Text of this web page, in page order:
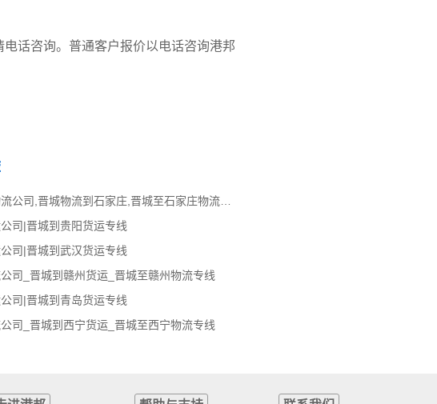
话咨询。普通客户报价以电话咨询港邦
司|晋城到贵阳货运专线
司|晋城到武汉货运专线
司_晋城到赣州货运_晋城至赣州物流专线
司|晋城到青岛货运专线
司_晋城到西宁货运_晋城至西宁物流专线